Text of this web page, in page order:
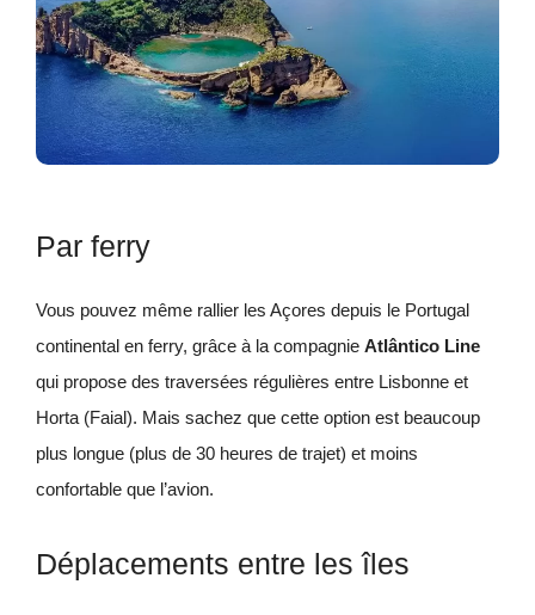
Par ferry
Vous pouvez même rallier les Açores depuis le Portugal
continental en ferry, grâce à la compagnie Atlântico Line
qui propose des traversées régulières entre Lisbonne et
Horta (Faial). Mais sachez que cette option est beaucoup
plus longue (plus de 30 heures de trajet) et moins
confortable que l’avion.
Déplacements entre les îles